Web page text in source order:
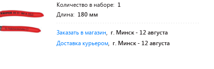
Количество в наборе: 1
Длина: 180 мм
Заказать в магазин г. Минск - 12 августа
Доставка курьером г. Минск - 12 августа